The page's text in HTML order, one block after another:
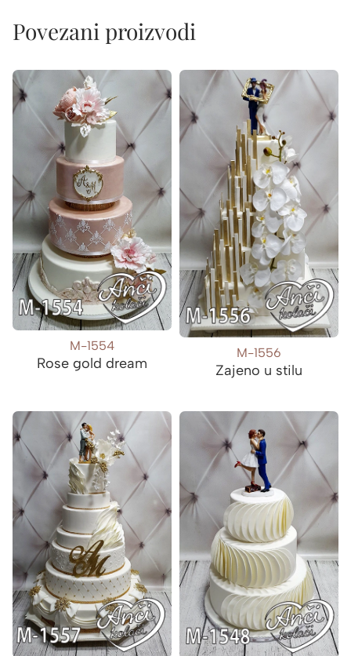
Povezani proizvodi
M-1554
Rose gold dream
M-1556
Zajeno u stilu